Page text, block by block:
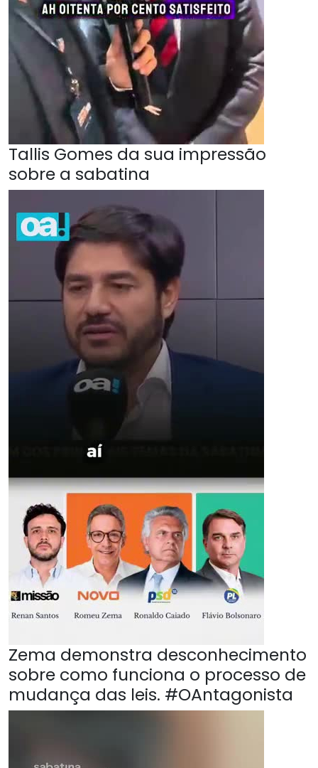
Tallis Gomes da sua impressão
sobre a sabatina
Zema demonstra desconhecimento
sobre como funciona o processo de
mudança das leis. #OAntagonista